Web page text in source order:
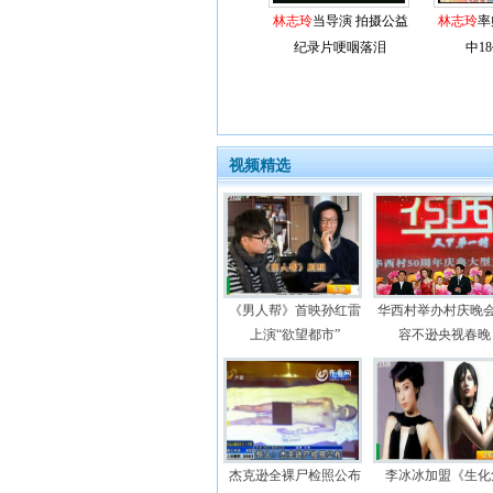
林志玲当导演 拍摄公益
纪录片哽咽落泪
林志玲率
中
视频精选
《男人帮》首映孙红雷
上演“欲望都市”
华西村举办村庆晚
容不逊央视春晚
杰克逊全裸尸检照公布
李冰冰加盟《生